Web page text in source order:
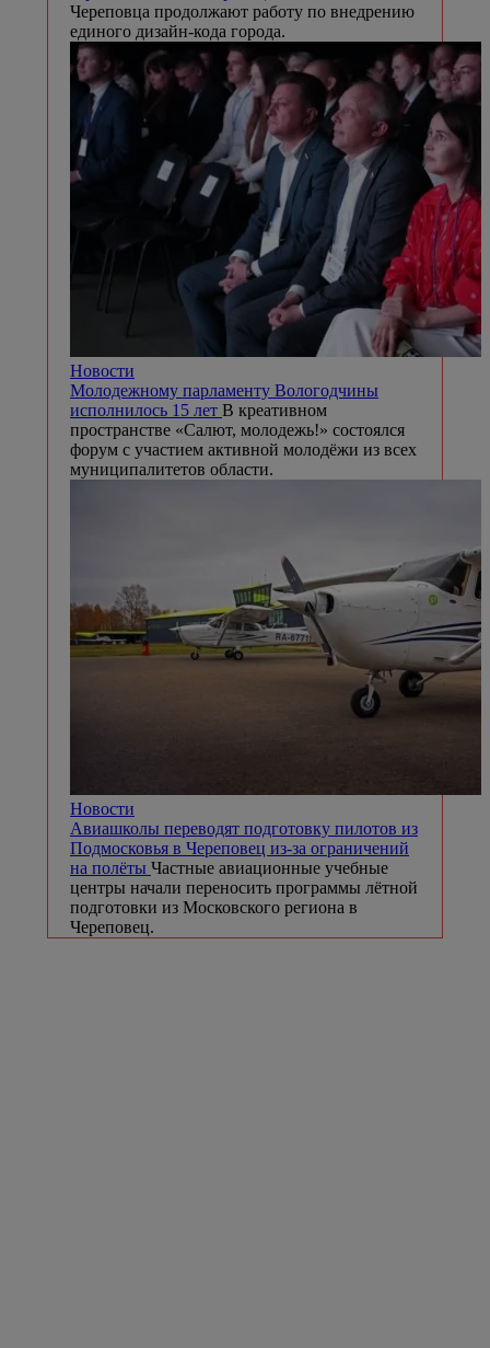
Череповца продолжают работу по внедрению
единого дизайн-кода города.
Новости
Молодежному парламенту Вологодчины
исполнилось 15 лет В креативном
пространстве «Салют, молодежь!» состоялся
форум с участием активной молодёжи из всех
муниципалитетов области.
Новости
Авиашколы переводят подготовку пилотов из
Подмосковья в Череповец из-за ограничений
на полёты Частные авиационные учебные
центры начали переносить программы лётной
подготовки из Московского региона в
Череповец.